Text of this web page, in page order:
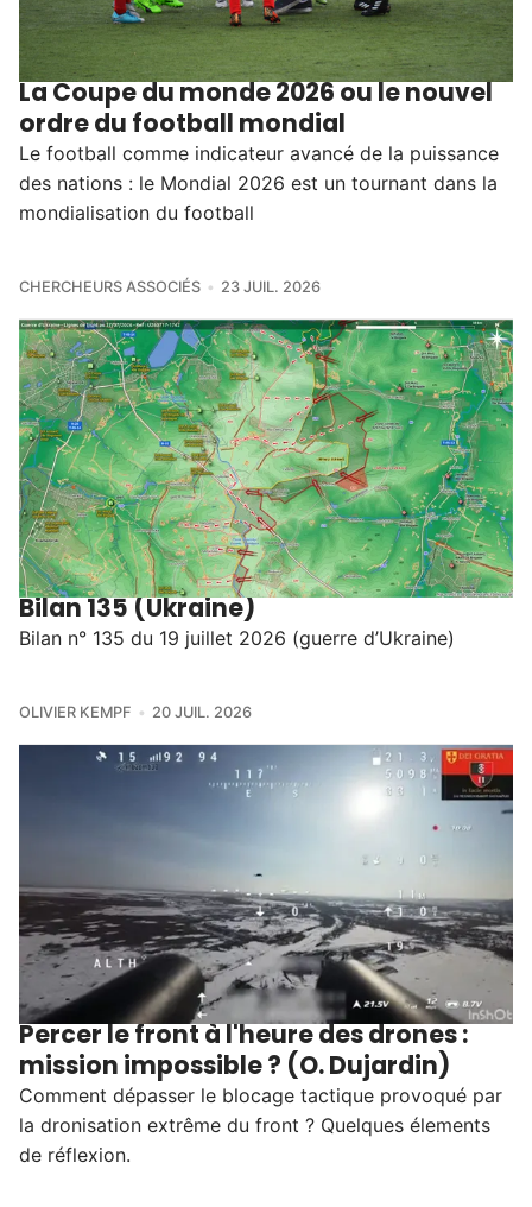
La Coupe du monde 2026 ou le nouvel
ordre du football mondial
Le football comme indicateur avancé de la puissance
des nations : le Mondial 2026 est un tournant dans la
mondialisation du football
CHERCHEURS ASSOCIÉS 23 JUIL. 2026
Bilan 135 (Ukraine)
Bilan n° 135 du 19 juillet 2026 (guerre d’Ukraine)
OLIVIER KEMPF 20 JUIL. 2026
Percer le front à l'heure des drones :
mission impossible ? (O. Dujardin)
Comment dépasser le blocage tactique provoqué par
la dronisation extrême du front ? Quelques élements
de réflexion.